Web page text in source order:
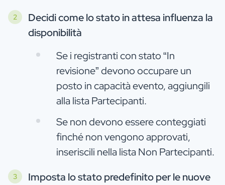
Decidi come lo stato in attesa influenza la
disponibilità
Se i registranti con stato “In
revisione” devono occupare un
posto in capacità evento, aggiungili
alla lista Partecipanti.
Se non devono essere conteggiati
finché non vengono approvati,
inseriscili nella lista Non Partecipanti.
Imposta lo stato predefinito per le nuove